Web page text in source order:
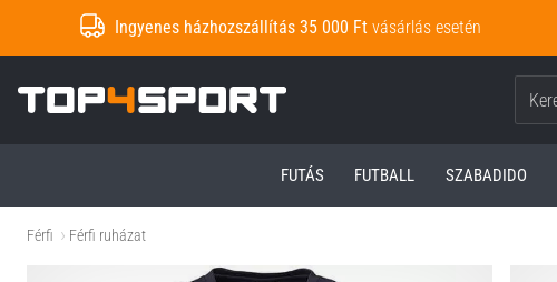
Ingyenes házhozszállítás 35 000 Ft vásárlás esetén
Top4Sport.hu
FUTÁS FUTBALL SZABADIDO
Férfi Férfi ruházat